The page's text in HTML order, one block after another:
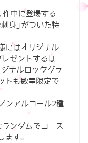
作中に登場する
刺身」がついた特
にはオリジナル
ゼントするほ
ナルロックグラ
トも数量限定で
ンアルコール2種
ンダムでコース
す。